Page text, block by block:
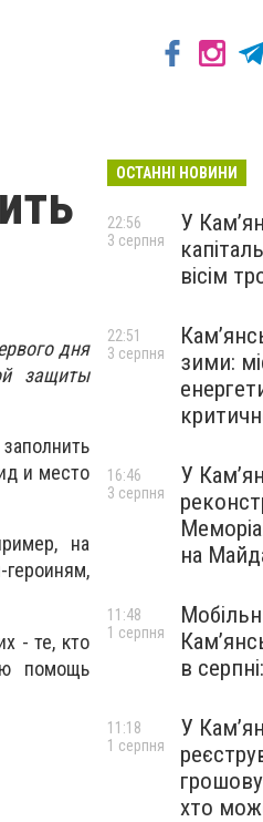
дня
защиты
и место
на
- те, кто
помощь
ОСТАННІ НОВИНИ
У
вісім
22:56
3 серпня
зими:
22:51
3 серпня
У
на
16:46
3 серпня
в
11:48
1 серпня
У
хто
11:18
1 серпня